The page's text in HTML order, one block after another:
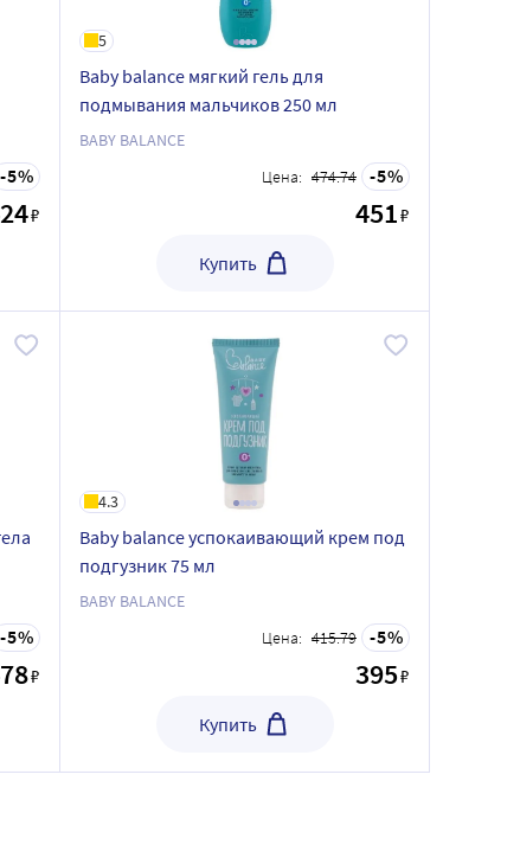
5
₽
5
Baby balance мягкий гель для
подмывания мальчиков 250 мл
BABY BALANCE
Цена: 474.74 5
451₽
Купить
5
₽
4.3
Baby balance успокаивающий крем под
подгузник 75 мл
BABY BALANCE
Цена: 415.79 5
395₽
Купить